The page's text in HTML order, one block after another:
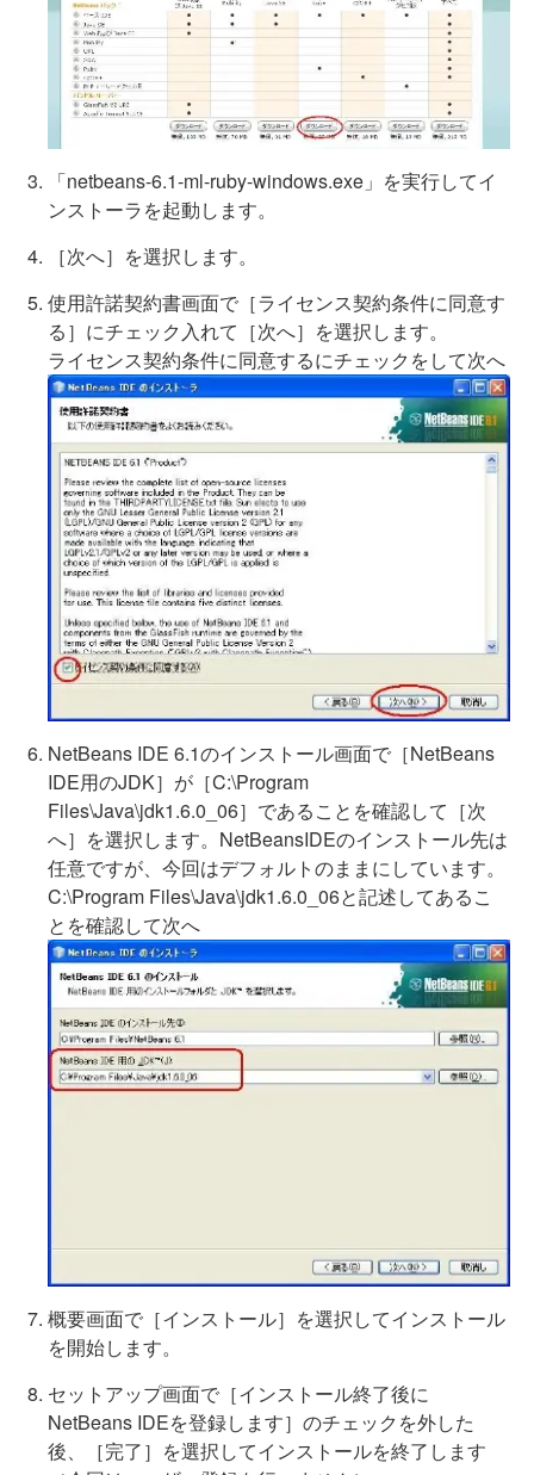
「netbeans-6.1-ml-ruby-windows.exe」を実行してイ
ンストーラを起動します。
［次へ］を選択します。
使用許諾契約書画面で［ライセンス契約条件に同意す
る］にチェック入れて［次へ］を選択します。
ライセンス契約条件に同意するにチェックをして次へ
NetBeans IDE 6.1のインストール画面で［NetBeans
IDE用のJDK］が［C:\Program
Files\Java\jdk1.6.0_06］であることを確認して［次
へ］を選択します。NetBeansIDEのインストール先は
任意ですが、今回はデフォルトのままにしています。
C:\Program Files\Java\jdk1.6.0_06と記述してあるこ
とを確認して次へ
概要画面で［インストール］を選択してインストール
を開始します。
セットアップ画面で［インストール終了後に
NetBeans IDEを登録します］のチェックを外した
後、［完了］を選択してインストールを終了します